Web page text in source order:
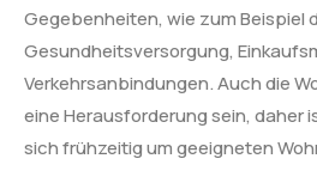
Gegebenheiten, wie zum Beispiel
Gesundheitsversorgung,
Verkehrsanbindungen. Auch die
eine Herausforderung sein, daher
sich frühzeitig um geeigneten